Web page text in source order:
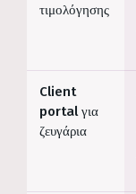
τιμολόγησης
Client
portal για
ζευγάρια